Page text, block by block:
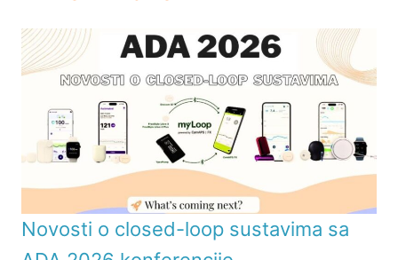
Novosti o closed-loop sustavima sa